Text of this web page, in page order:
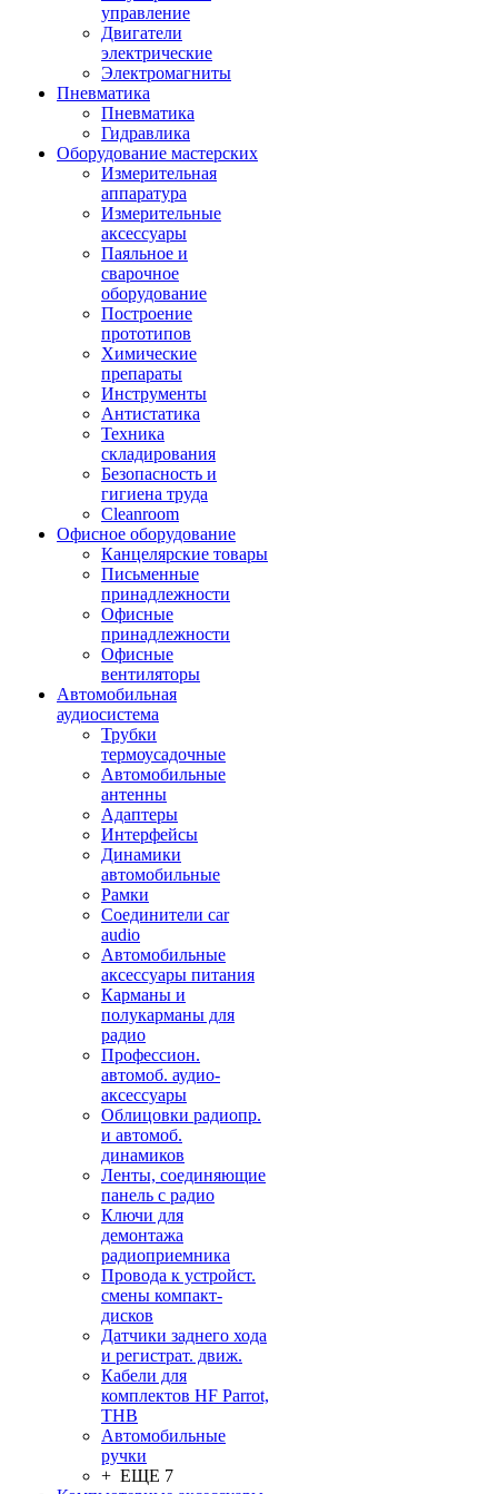
управление
Двигатели
электрические
Электромагниты
Пневматика
Пневматика
Гидравлика
Оборудование мастерских
Измерительная
аппаратура
Измерительные
аксессуары
Паяльное и
сварочное
оборудование
Построение
прототипов
Химические
препараты
Инструменты
Aнтистатика
Техника
складирования
Безопасность и
гигиена труда
Cleanroom
Офисное оборудование
Канцелярские товары
Письменные
принадлежности
Офисные
принадлежности
Офисные
вентиляторы
Автомобильная
аудиосистема
Трубки
термоусадочные
Автомобильные
антенны
Адаптеры
Интерфейсы
Динамики
автомобильные
Рамки
Соединители car
audio
Автомобильные
аксессуары питания
Карманы и
полукарманы для
радио
Профессион.
автомоб. аудио-
аксессуары
Облицовки радиопр.
и автомоб.
динамиков
Ленты, соединяющие
панель с радио
Ключи для
демонтажа
радиоприемника
Провода к устройст.
смены компакт-
дисков
Датчики заднего хода
и регистрат. движ.
Кабели для
комплектов HF Parrot,
THB
Автомобильные
ручки
+ ЕЩЕ 7